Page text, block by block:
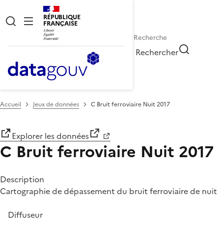
RÉPUBLIQUE
FRANÇAISE
Rechercher
Accueil Jeux de données C Bruit ferroviaire Nuit 2017
Explorer les données
C Bruit ferroviaire Nuit 2017
Description
Cartographie de dépassement du bruit ferroviaire de nuit
Diffuseur